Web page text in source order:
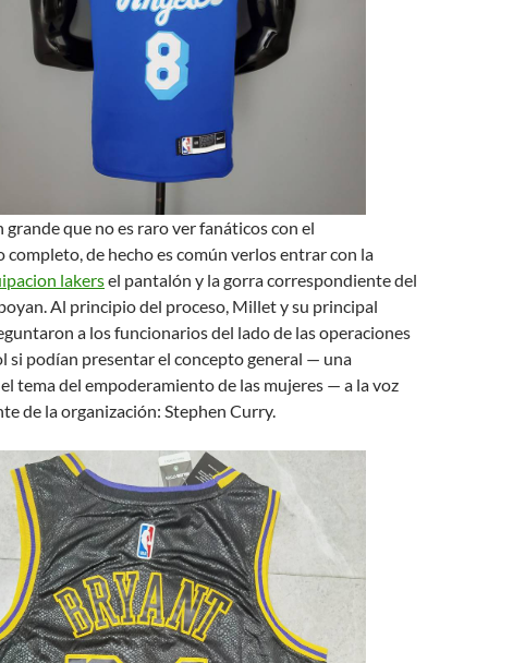
grande que no es raro ver fanáticos con el
de hecho es común verlos entrar con la
lakersel pantalón y la gorra correspondiente del
Al principio del proceso, Millet y su principal
a los funcionarios del lado de las operaciones
si podían presentar el concepto general — una
tema del empoderamiento de las mujeres — a la voz
de la organización: Stephen Curry.